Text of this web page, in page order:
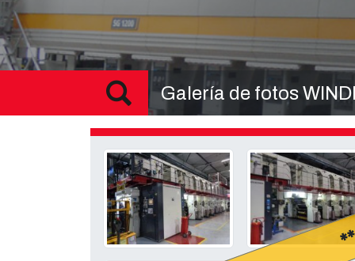
Galería de fotos